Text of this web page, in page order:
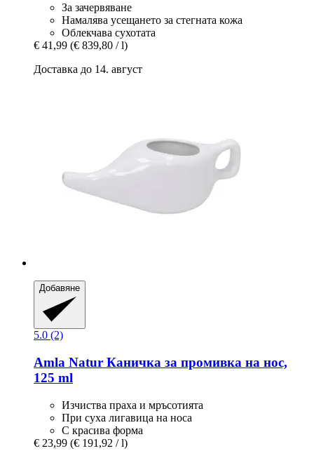
За зачервяване
Намалява усещането за стегната кожа
Облекчава сухотата
€ 41,99 (€ 839,80 / l)
Доставка до 14. август
Добавяне
5.0 (2)
Amla Natur Каничка за промивка на нос,
125 ml
Изчиства праха и мръсотията
При суха лигавица на носа
С красива форма
€ 23,99 (€ 191,92 / l)